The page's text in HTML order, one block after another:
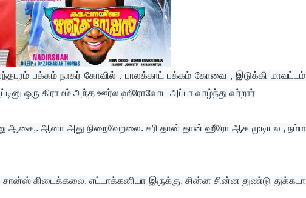
பக்கம் நாகர் கோவில் . பாலக்காட் பக்கம் கோவை , இடுக்கி மாவட்டம்
ஒரு கிராமம் அந்த ஊர்ல ஹீரோவோட அப்பா வாழ்ந்து வர்றார்
சான்ஸ் கிடைக்கலை. எட்டாக்கனியா இருக்கு. சின்ன சின்ன துண்டு துக்கடா